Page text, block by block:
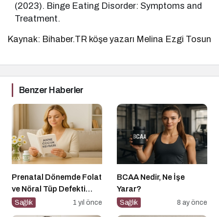
(2023). Binge Eating Disorder: Symptoms and
Treatment.
Kaynak: Bihaber.TR köşe yazarı Melina Ezgi Tosun
Benzer Haberler
Prenatal Dönemde Folat
ve Nöral Tüp Defekti
İlişkisi
Sağlık 1 yıl önce
BCAA Nedir, Ne İşe
Yarar?
Sağlık 8 ay önce